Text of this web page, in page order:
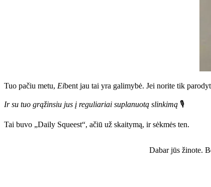
Tuo pačiu metu, Eibent jau tai yra galimybė. Jei norite tik
Ir su tuo grąžinsiu jus į reguliariai suplanuotą slinkimą 🎙️
Tai buvo „Daily Squeest“, ačiū už skaitymą, ir sėkmės ten.
Dabar jūs žinote.